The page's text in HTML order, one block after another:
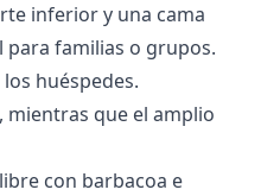
inferior y una cama
para familias o grupos.
huéspedes.
mientras que el amplio
con barbacoa e